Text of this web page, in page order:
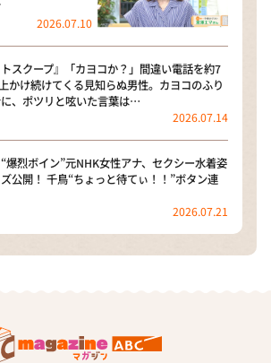
2026.07.10
トスクープ』「カヨコか？」間違い電話を約7
かけ続けてくる見知らぬ男性。カヨコのふり
、ポツリと呟いた言葉は…
2026.07.14
“爆烈ボイン”元NHK女性アナ、セクシー水着姿
公開！ 千鳥“ちょっと待てぃ！！”ボタン連
2026.07.21